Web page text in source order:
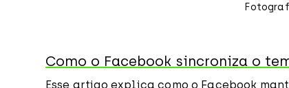
Como o Facebook sincroniza o
Esse artigo explica como o Facebook